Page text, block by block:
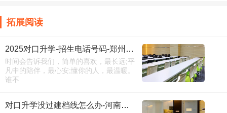
拓展阅读
2025对口升学-招生电话号码-郑州电力产融校区-（建议收藏）
时间会告诉我们，简单的喜欢，最长远;平
凡中的陪伴，最心安;懂你的人，最温暖。
谁不
对口升学没过建档线怎么办-河南省工业中专（单招咨询）